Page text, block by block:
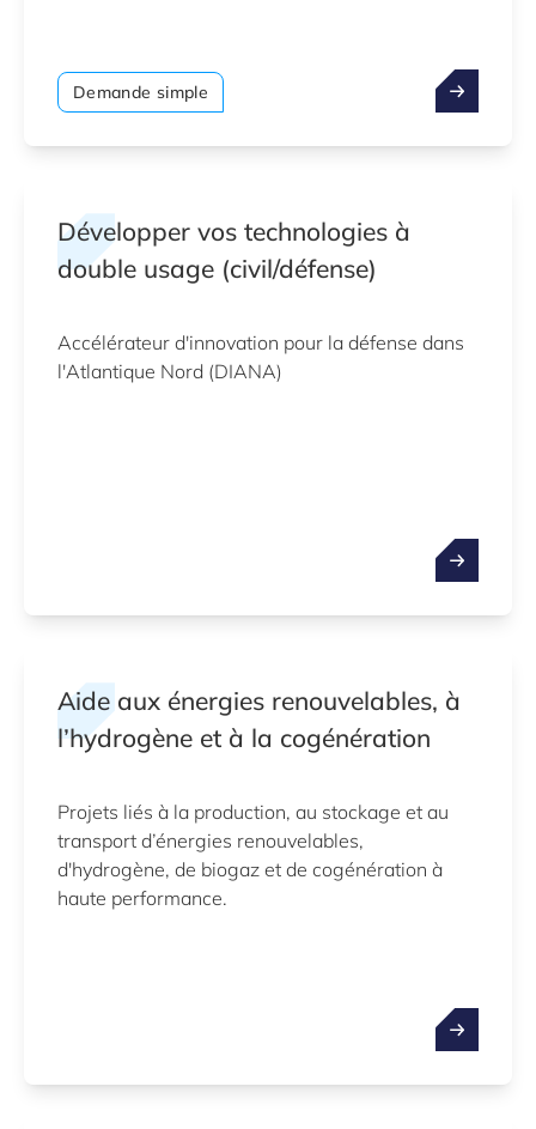
Demande simple
Développer vos technologies à
double usage (civil/défense)
Accélérateur d'innovation pour la défense dans
l'Atlantique Nord (DIANA)
Aide aux énergies renouvelables, à
l’hydrogène et à la cogénération
Projets liés à la production, au stockage et au
transport d’énergies renouvelables,
d'hydrogène, de biogaz et de cogénération à
haute performance.